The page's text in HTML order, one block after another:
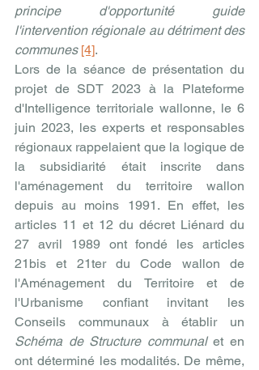
principe d'opportunité guide
l'intervention régionale au détriment des
communes [4].
Lors de la séance de présentation du
projet de SDT 2023 à la Plateforme
d'Intelligence territoriale wallonne, le 6
juin 2023, les experts et responsables
régionaux rappelaient que la logique de
la subsidiarité était inscrite dans
l'aménagement du territoire wallon
depuis au moins 1991. En effet, les
articles 11 et 12 du décret Liénard du
27 avril 1989 ont fondé les articles
21bis et 21ter du Code wallon de
l'Aménagement du Territoire et de
l'Urbanisme confiant invitant les
Schéma de Structure communal et en
ont déterminé les modalités. De même,